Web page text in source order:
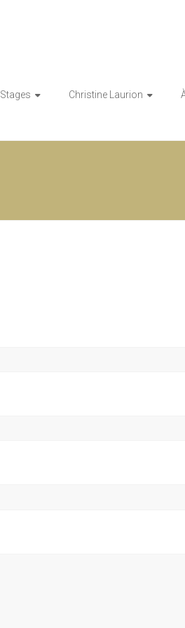
Stages Christine Laurion